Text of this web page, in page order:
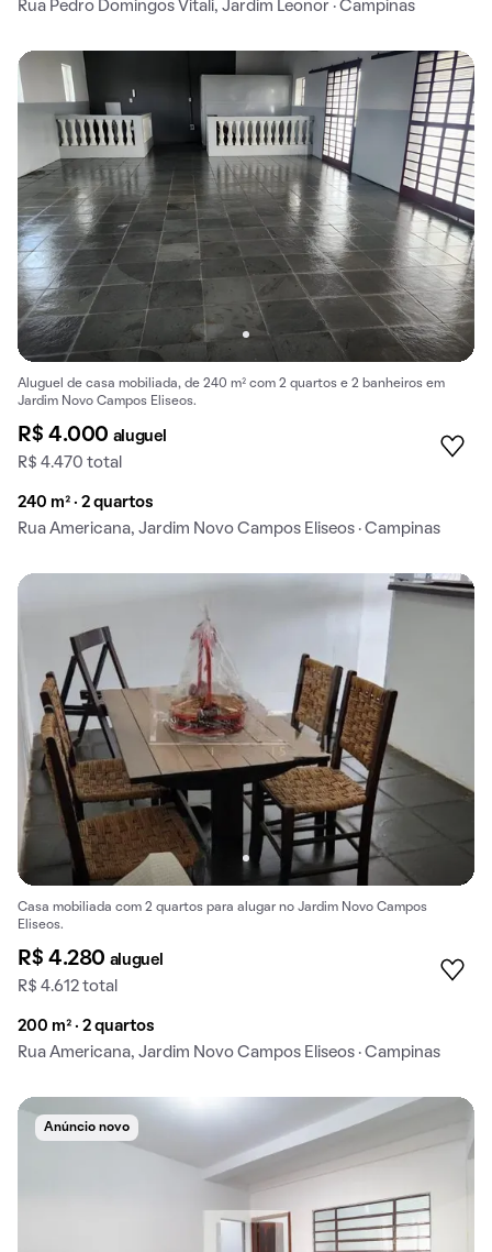
Rua Pedro Domingos Vitali, Jardim Leonor · Campinas
Aluguel de casa mobiliada, de 240 m² com 2 quartos e 2 banheiros em
Jardim Novo Campos Eliseos.
R$ 4.000 aluguel
R$ 4.470 total
240 m² · 2 quartos
Rua Americana, Jardim Novo Campos Eliseos · Campinas
Casa mobiliada com 2 quartos para alugar no Jardim Novo Campos
Eliseos.
R$ 4.280 aluguel
R$ 4.612 total
200 m² · 2 quartos
Rua Americana, Jardim Novo Campos Eliseos · Campinas
Anúncio novo